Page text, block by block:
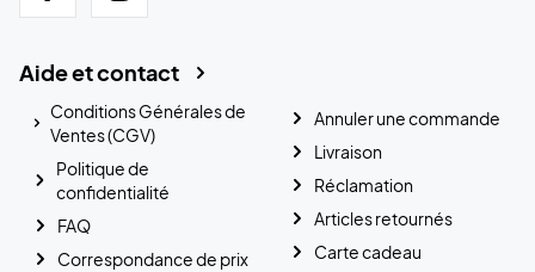
Aide et contact
Conditions Générales de
Ventes (CGV)
Politique de
confidentialité
FAQ
Correspondance de prix
Annuler une commande
Livraison
Réclamation
Articles retournés
Carte cadeau